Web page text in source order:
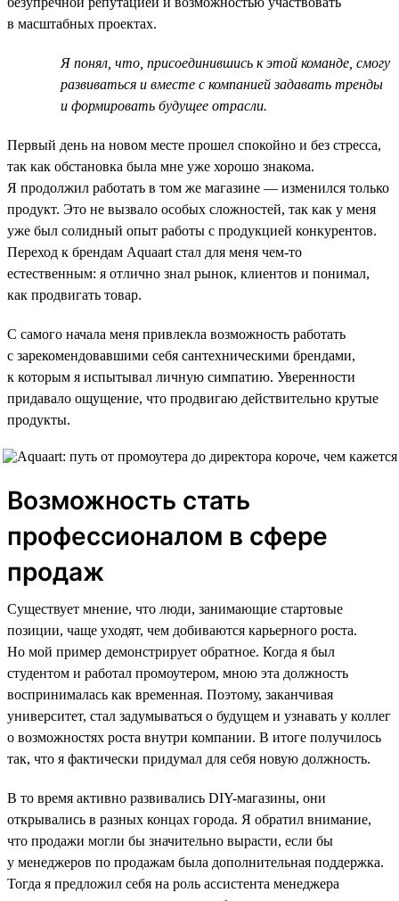
в масштабных проектах.
Я понял, что, присоединившись к этой команде, смогу
развиваться и вместе с компанией задавать тренды
и формировать будущее отрасли.
Первый день на новом месте прошел спокойно и без стресса,
так как обстановка была мне уже хорошо знакома.
Я продолжил работать в том же магазине — изменился только
продукт. Это не вызвало особых сложностей, так как у меня
уже был солидный опыт работы с продукцией конкурентов.
Переход к брендам Aquaart стал для меня чем-то
естественным: я отлично знал рынок, клиентов и понимал,
как продвигать товар.
С самого начала меня привлекла возможность работать
с зарекомендовавшими себя сантехническими брендами,
к которым я испытывал личную симпатию. Уверенности
придавало ощущение, что продвигаю действительно крутые
продукты.
Возможность стать
профессионалом в сфере
продаж
Существует мнение, что люди, занимающие стартовые
позиции, чаще уходят, чем добиваются карьерного роста.
Но мой пример демонстрирует обратное. Когда я был
студентом и работал промоутером, мною эта должность
воспринималась как временная. Поэтому, заканчивая
университет, стал задумываться о будущем и узнавать у коллег
о возможностях роста внутри компании. В итоге получилось
так, что я фактически придумал для себя новую должность.
В то время активно развивались DIY-магазины, они
открывались в разных концах города. Я обратил внимание,
что продажи могли бы значительно вырасти, если бы
у менеджеров по продажам была дополнительная поддержка.
Тогда я предложил себя на роль ассистента менеджера